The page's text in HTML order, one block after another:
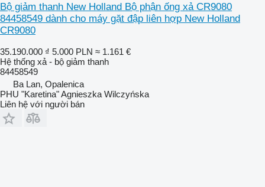
Bộ giảm thanh New Holland Bộ phận ống xả CR9080
84458549 dành cho máy gặt đập liên hợp New Holland
CR9080
35.190.000 ₫ 5.000 PLN ≈ 1.161 €
Hệ thống xả - bộ giảm thanh
84458549
Ba Lan, Opalenica
PHU "Karetina" Agnieszka Wilczyńska
Liên hệ với người bán